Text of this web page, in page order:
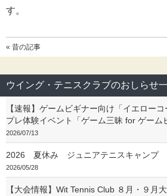
す。
« 昔の記事
ウイング・テニスクラブのおしらせ
【速報】ゲームビギナー向け「イエロー
プレ体験イベント「ゲーム三昧 for ゲーム
2026/07/13
2026 夏休み ジュニアテニスキャンプ
2026/05/28
【大会情報】Wit Tennis Club ８月・９月